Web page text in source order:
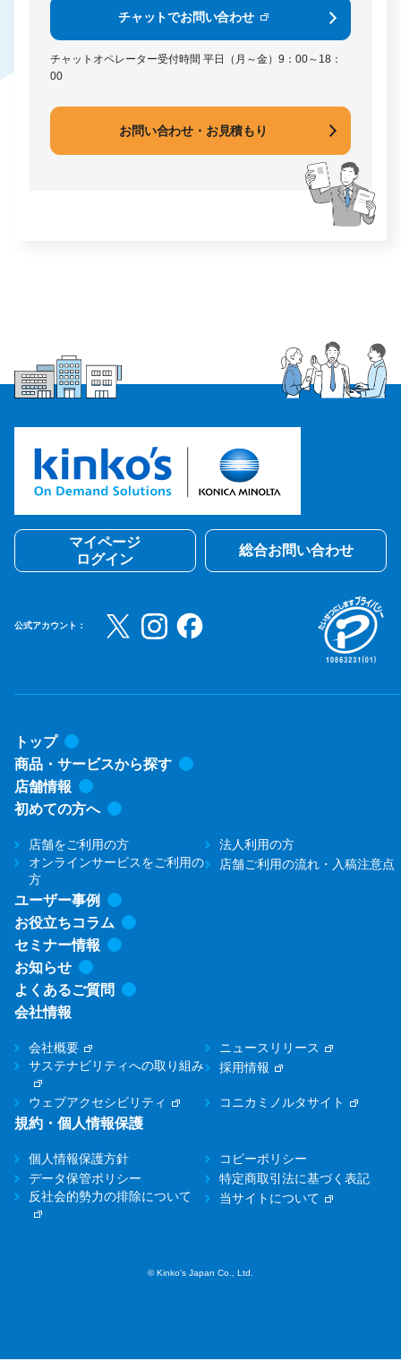
チャットでお問い合わせ
チャットオペレーター受付時間 平日（月～金）9：00～18：
00
お問い合わせ・お見積もり
マイページ
ログイン
総合お問い合わせ
公式アカウント：
トップ
商品・サービスから探す
店舗情報
初めての方へ
店舗をご利用の方
法人利用の方
オンラインサービスをご利用の
方
店舗ご利用の流れ・入稿注意点
ユーザー事例
お役立ちコラム
セミナー情報
お知らせ
よくあるご質問
会社情報
会社概要
ニュースリリース
サステナビリティへの取り組み
採用情報
ウェブアクセシビリティ コニカミノルタサイト
規約・個人情報保護
個人情報保護方針
コピーポリシー
データ保管ポリシー
特定商取引法に基づく表記
反社会的勢力の排除について
当サイトについて
© Kinko's Japan Co., Ltd.